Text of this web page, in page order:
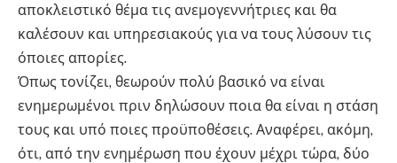
αποκλειστικό θέμα τις ανεμογεννήτριες και θα
καλέσουν και υπηρεσιακούς για να τους λύσουν τις
όποιες απορίες.
Όπως τονίζει, θεωρούν πολύ βασικό να είναι
ενημερωμένοι πριν δηλώσουν ποια θα είναι η στάση
τους και υπό ποιες προϋποθέσεις. Αναφέρει, ακόμη,
ότι, από την ενημέρωση που έχουν μέχρι τώρα, δύο